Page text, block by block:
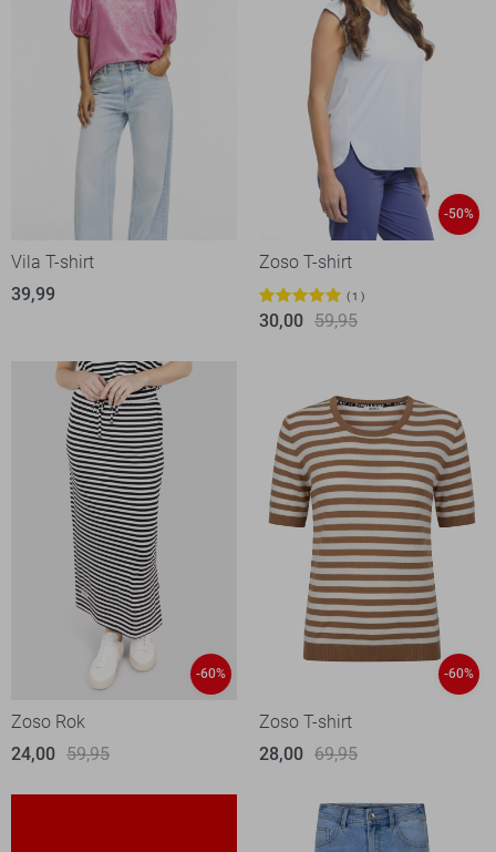
Vila T-shirt
39,99
-50%
Zoso T-shirt
1
30,00 59,95
-60%
Zoso Rok
24,00 59,95
-60%
Zoso T-shirt
28,00 69,95